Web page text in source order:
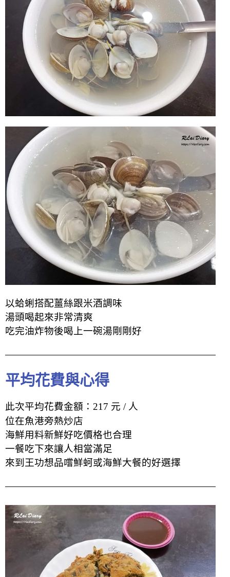
以蛤蜊搭配薑絲跟米酒調味
湯頭喝起來非常清爽
吃完油炸物後喝上一碗湯剛剛好
平均花費與心得
此次平均花費金額：217 元 / 人
位在魚港旁熱炒店
海鮮用料新鮮好吃價格也合理
一餐吃下來讓人相當滿足
來到王功想品嚐鮮蚵或海鮮大餐的好選擇